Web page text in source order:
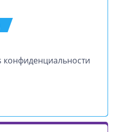
конфиденциальности